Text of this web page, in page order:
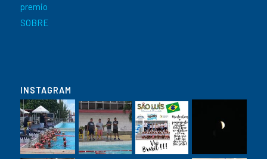
premio
SOBRE
INSTAGRAM